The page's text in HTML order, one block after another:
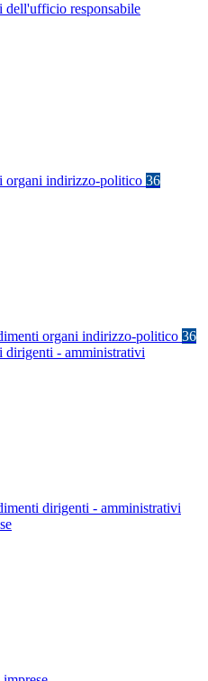
dell'ufficio responsabile
organi indirizzo-politico 36
organi indirizzo-politico 36
dirigenti - amministrativi
dirigenti - amministrativi